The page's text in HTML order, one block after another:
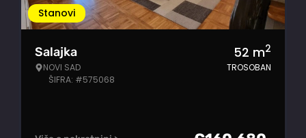
Stanovi
Salajka
NOVI SAD
ŠIFRA: #575068
52 m2
TROSOBAN